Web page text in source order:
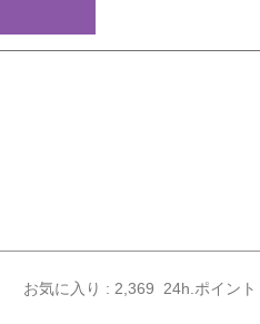
お気に入り : 2,369 24h.ポイン